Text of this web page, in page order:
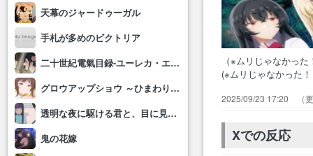
天幕のジャードゥーガル
手札が多めのビクトリア
二十世紀電氣目録-ユーレカ・エヴリカ-
グロウアップショウ ～ひまわりのサーカス団～
透明な夜に駆ける君と、目に見えない恋をした。
鬼の花嫁
（※ムリじゃなか
(※ムリじゃなかっ
ムリじゃなかった
2025/09/23 17:20
Xでの反応